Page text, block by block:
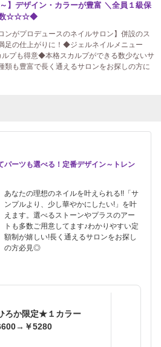
】デザイン・カラーが豊富 ＼全員１級保
数☆☆☆◆
ンがプロデュースのネイルサロン】併設のス
足の仕上がりに！◆ジェルネイルメニュー
プも得意◆本格スカルプができる数少ないサ
類も豊富で長く通えるサロンをお探しの方に
パーツも選べる！定番デザイン～トレン
あなたの理想のネイルを叶えられる!!「サ
ンプルより、少し華やかにしたい!」を叶
えます。選べるストーンやプラスのアー
トも多数ご用意してます♪わかりやすい定
額制が嬉しい!長く通えるサロンをお探し
の方必見◎
ろか限定★１カラー
￥5280